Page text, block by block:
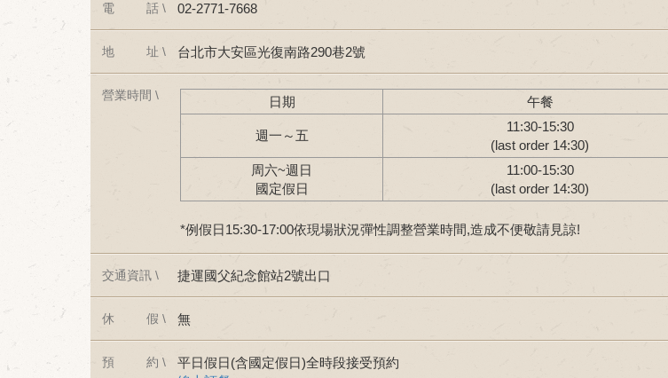
電 話 \ 02-2771-7668
地 址 \ 台北市大安區光復南路290巷2號
營業時間 \ 日期 午餐
週一～五
11:30-15:30
(last order 14:30)
周六~週日
國定假日
11:00-15:30
(last order 14:30)
*例假日15:30-17:00依現場狀況彈性調整營業時間,造成不便敬請見諒!
交通資訊 \ 捷運國父紀念館站2號出口
休 假 \ 無
預 約 \
平日假日(含國定假日)全時段接受預約